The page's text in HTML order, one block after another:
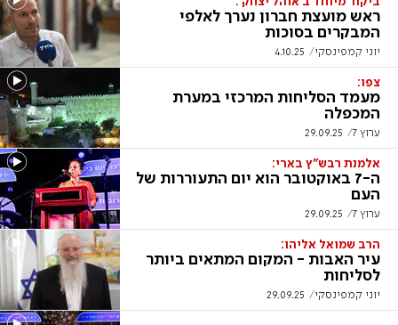
ראש מועצת חברון נערך לאלפי
המבקרים בסוכות
יוני קמפינסקי 4.10.25
צפו:
מעמד הסליחות המרכזי במערת
המכפלה
ערוץ 7 29.09.25
אלמנת רבש"ץ בארי:
ה-7 באוקטובר הוא יום התעוררות של
העם
ערוץ 7 29.09.25
הרב שמואל אליהו:
עיר האבות - המקום המתאים ביותר
לסליחות
יוני קמפינסקי 29.09.25